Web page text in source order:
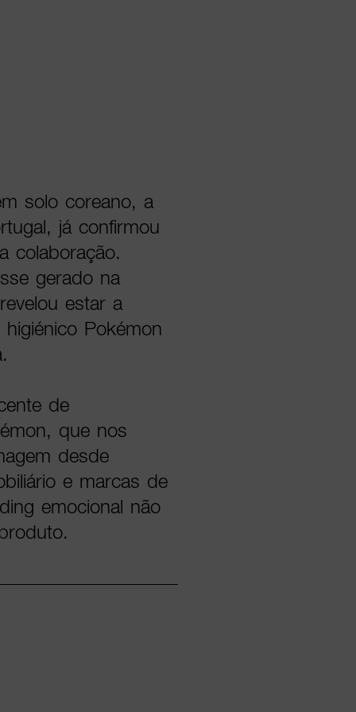
solo coreano, a
já confirmou
colaboração.
gerado na
estar a
Pokémon
de
que nos
desde
e marcas de
emocional não